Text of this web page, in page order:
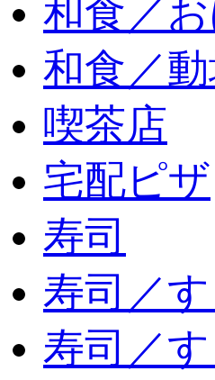
和食／
和食／
喫茶店
宅配ピザ
寿司
寿司／
寿司／